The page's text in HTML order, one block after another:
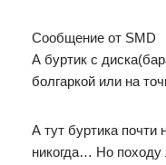
Сообщение от SMD
А буртик с
болгаркой или на
А тут буртика почти
никогда… Но